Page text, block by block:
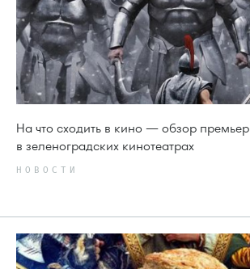
На что сходить в кино — обзор премьер
в зеленоградских кинотеатрах
НОВОСТИ